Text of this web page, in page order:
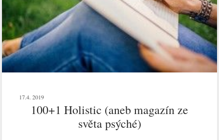
17.4. 2019
100+1 Holistic (aneb magazín ze
světa psýché)